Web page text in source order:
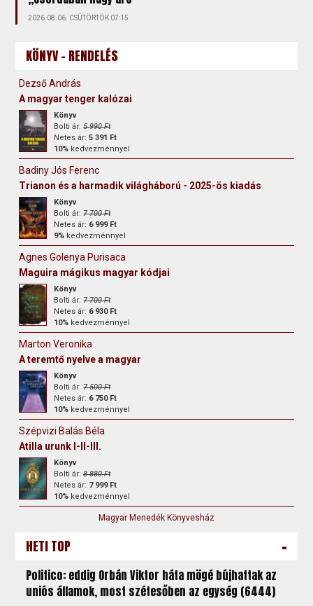
2026.08.06. CSÜTÖRTÖK 07:15
KÖNYV - RENDELÉS
Dezső András
A magyar tenger kalózai
Könyv
Bolti ár:5 990 Ft
Netes ár:5 391 Ft
10% kedvezménnyel
Badiny Jós Ferenc
Trianon és a harmadik világháború - 2025-ös kiadás
Könyv
Bolti ár:7 700 Ft
Netes ár: 6 999 Ft
9% kedvezménnyel
Agnes Golenya Purisaca
Maguira mágikus magyar kódjai
Könyv
Bolti ár:7 700 Ft
Netes ár: 6 930 Ft
10% kedvezménnyel
Marton Veronika
A teremtő nyelve a magyar
Könyv
Bolti ár:7 500 Ft
Netes ár: 6 750 Ft
10% kedvezménnyel
Szépvizi Balás Béla
Atilla urunk I-II-III.
Könyv
Bolti ár:8 880 Ft
Netes ár: 7 999 Ft
10% kedvezménnyel
Magyar Menedék Könyvesház
HETI TOP -
Politico: eddig Orbán Viktor háta mögé bújhattak az
uniós államok, most szétesőben az egység (6444)